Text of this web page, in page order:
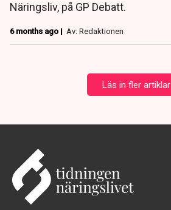
Näringsliv, på GP Debatt.
6 months ago | Av: Redaktionen
Läs in fler artiklar